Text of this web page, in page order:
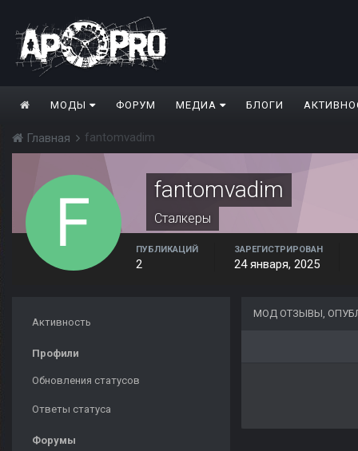
МОДЫ ФОРУМ МЕДИА БЛОГИ
Главная fantomvadim
fantomvadim
Сталкеры
ПУБЛИКАЦИЙ
2
ЗАРЕГИСТРИРОВАН
24 января, 2025
Активность
Профили
Обновления статусов
Ответы статуса
Форумы
МОД ОТЗЫВЫ,